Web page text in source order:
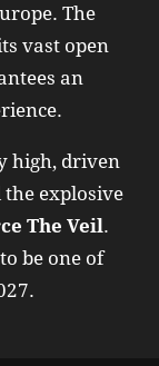
The
vast open
an
high, driven
the explosive
The Veil.
be one of